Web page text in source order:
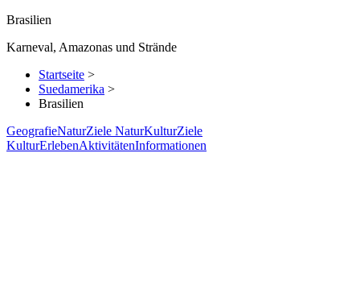
Brasilien
Karneval, Amazonas und Strände
Startseite >
Suedamerika >
Brasilien
GeografieNaturZiele NaturKulturZiele
KulturErlebenAktivitätenInformationen